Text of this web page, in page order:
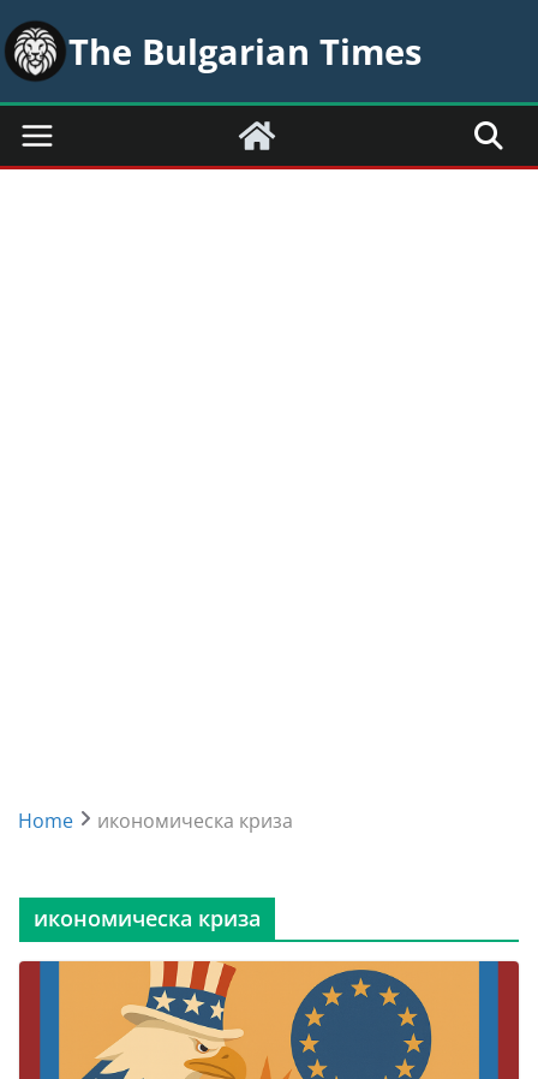
Skip
to
content
The Bulgarian Times
Home икономическа криза
икономическа криза